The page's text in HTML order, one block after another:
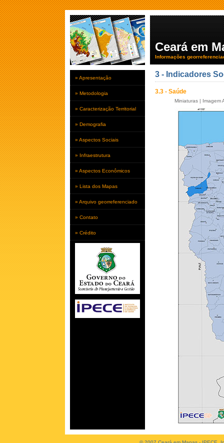
Ceará em
Informações
» Apresentação
» Metodologia
» Caracterização Territorial
» Demografia
» Aspectos Sociais
» Infraestrutura
» Aspectos Econômicos
» Lista dos Mapas
» Arquivo georreferenciado
» Contato
» Crédito
3 - Indicadores
3.3 - Saúde
Miniaturas | Imagem